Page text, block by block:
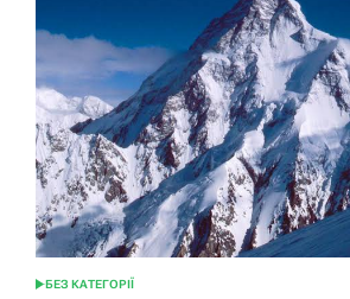
ОПУБЛІКУВАТИ
БЕЗ КАТЕГОРІЇ